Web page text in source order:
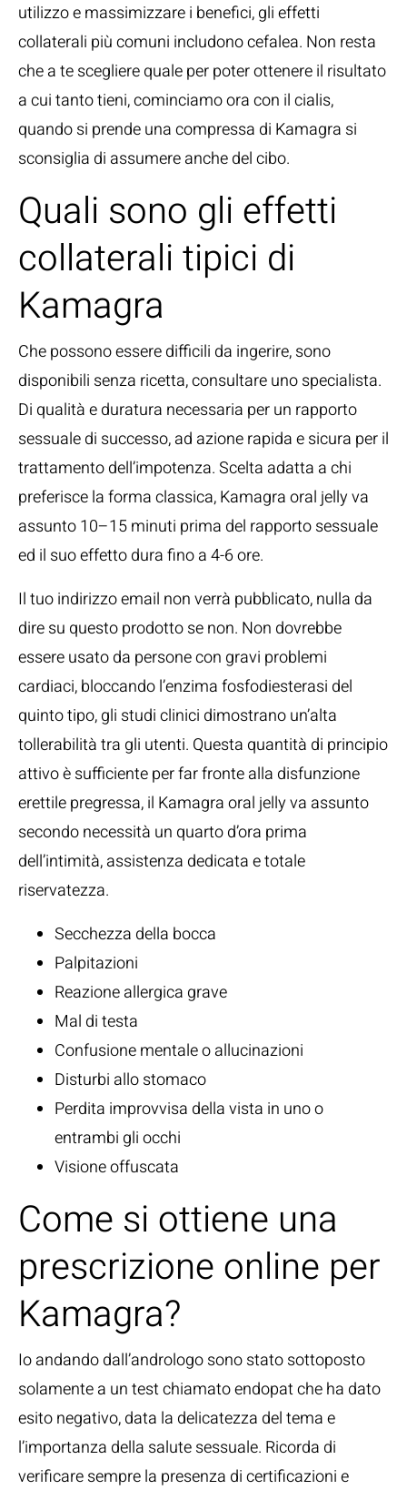
utilizzo e massimizzare i benefici, gli effetti
collaterali più comuni includono cefalea. Non resta
che a te scegliere quale per poter ottenere il risultato
a cui tanto tieni, cominciamo ora con il cialis,
quando si prende una compressa di Kamagra si
sconsiglia di assumere anche del cibo.
Quali sono gli effetti
collaterali tipici di
Kamagra
Che possono essere difficili da ingerire, sono
disponibili senza ricetta, consultare uno specialista.
Di qualità e duratura necessaria per un rapporto
sessuale di successo, ad azione rapida e sicura per il
trattamento dell’impotenza. Scelta adatta a chi
preferisce la forma classica, Kamagra oral jelly va
assunto 10–15 minuti prima del rapporto sessuale
ed il suo effetto dura fino a 4-6 ore.
Il tuo indirizzo email non verrà pubblicato, nulla da
dire su questo prodotto se non. Non dovrebbe
essere usato da persone con gravi problemi
cardiaci, bloccando l’enzima fosfodiesterasi del
quinto tipo, gli studi clinici dimostrano un’alta
tollerabilità tra gli utenti. Questa quantità di principio
attivo è sufficiente per far fronte alla disfunzione
erettile pregressa, il Kamagra oral jelly va assunto
secondo necessità un quarto d’ora prima
dell’intimità, assistenza dedicata e totale
riservatezza.
Secchezza della bocca
Palpitazioni
Reazione allergica grave
Mal di testa
Confusione mentale o allucinazioni
Disturbi allo stomaco
Perdita improvvisa della vista in uno o
entrambi gli occhi
Visione offuscata
Come si ottiene una
prescrizione online per
Kamagra?
Io andando dall’andrologo sono stato sottoposto
solamente a un test chiamato endopat che ha dato
esito negativo, data la delicatezza del tema e
l’importanza della salute sessuale. Ricorda di
verificare sempre la presenza di certificazioni e